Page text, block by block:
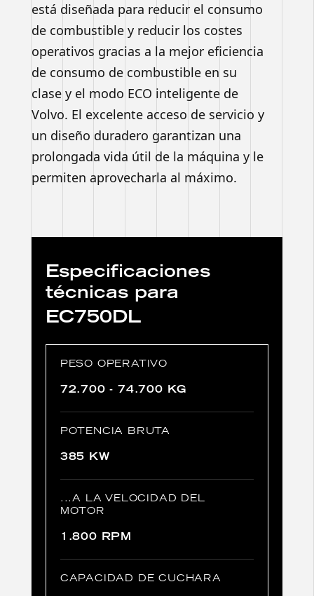
está diseñada para reducir el consumo
de combustible y reducir los costes
operativos gracias a la mejor eficiencia
de consumo de combustible en su
clase y el modo ECO inteligente de
Volvo. El excelente acceso de servicio y
un diseño duradero garantizan una
prolongada vida útil de la máquina y le
permiten aprovecharla al máximo.
Especificaciones
técnicas para
EC750DL
PESO OPERATIVO
72.700 - 74.700 KG
POTENCIA BRUTA
385 KW
...A LA VELOCIDAD DEL
MOTOR
1.800 RPM
CAPACIDAD DE CUCHARA